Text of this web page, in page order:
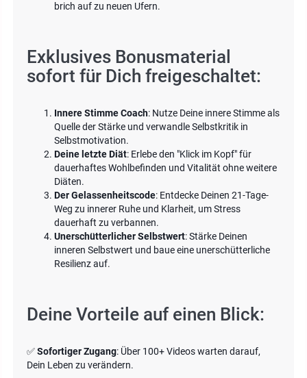
brich auf zu neuen Ufern.
Exklusives Bonusmaterial
sofort für Dich freigeschaltet:
Innere Stimme Coach: Nutze Deine innere Stimme als
Quelle der Stärke und verwandle Selbstkritik in
Selbstmotivation.
Deine letzte Diät: Erlebe den "Klick im Kopf" für
dauerhaftes Wohlbefinden und Vitalität ohne weitere
Diäten.
Der Gelassenheitscode: Entdecke Deinen 21-Tage-
Weg zu innerer Ruhe und Klarheit, um Stress
dauerhaft zu verbannen.
Unerschütterlicher Selbstwert: Stärke Deinen
inneren Selbstwert und baue eine unerschütterliche
Resilienz auf.
Deine Vorteile auf einen Blick:
✅Sofortiger Zugang: Über 100+ Videos warten darauf,
Dein Leben zu verändern.